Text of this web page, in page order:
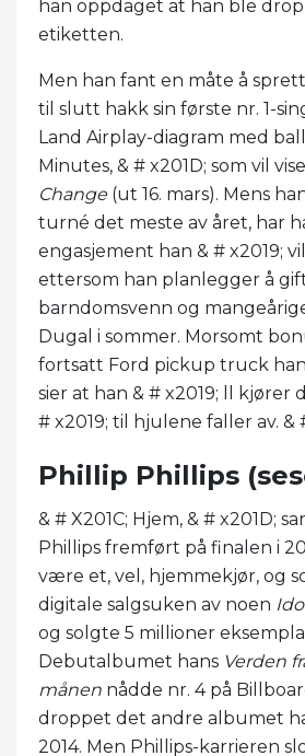
han oppdaget at han ble
etiketten.
Men han fant en måte å
til slutt hakk sin første nr. 1-
Land Airplay-diagram med
Minutes, & # x201D; som vil
Change(ut 16. mars). Mens
turné det meste av året, har
engasjement han & # x2019;
ettersom han planlegger å
barndomsvenn og
Dugal i sommer. Morsomt
fortsatt Ford pickup truck
sier at han & # x2019; ll kjører
# x2019; til hjulene faller av. &
Phillip Phillips
& # X201C; Hjem, & # x201D;
Phillips fremført på finalen i
være et, vel, hjemmekjør, og
digitale salgsuken av noen
og solgte 5 millioner
Debutalbumet hans Verden
månen nådde nr. 4 på
droppet det andre albumet
2014. Men Phillips-karrieren